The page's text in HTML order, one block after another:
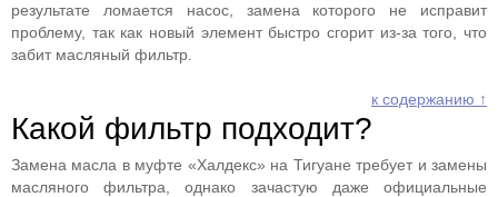
результате ломается насос, замена которого не исправит
проблему, так как новый элемент быстро сгорит из-за того, что
забит масляный фильтр.
к содержанию ↑
Какой фильтр подходит?
Замена масла в муфте «Халдекс» на Тигуане требует и замены
масляного фильтра, однако зачастую даже официальные